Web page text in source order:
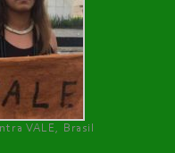
VALE, Brasil